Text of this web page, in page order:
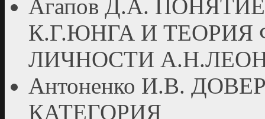
Агапов Д.А.
К.Г.ЮНГА И
ЛИЧНОСТИ
Антоненко И.В.
КАТЕГОРИЯ